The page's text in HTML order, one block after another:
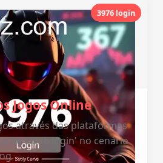
3976 login
Jogos Online
através das plataformas
do '3976 login' no cenário